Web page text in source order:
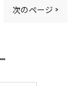
次のページ >